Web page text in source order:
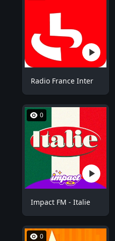
Radio France Inter
0
Impact FM - Italie
0